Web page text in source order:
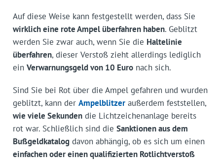
Auf diese Weise kann fest­gestellt werden, dass Sie
wirklich eine rote Ampel überfahren haben. Geblitzt
werden Sie zwar auch, wenn Sie die Haltelinie
überfahren, dieser Verstoß zieht allerdings lediglich
ein Verwarnungsgeld von 10 Euronach sich.
Sind Sie bei Rot über die Ampel gefahren und wurden
geblitzt, kann der Ampelblitzeraußerdem feststellen,
wie viele Sekundendie Lichtzeichenanlage bereits
rot war. Schließlich sind die Sanktionen aus dem
Bußgeldkatalogdavon abhängig, ob es sich um einen
einfachen oder einen qualifizierten Rotlichtverstoß